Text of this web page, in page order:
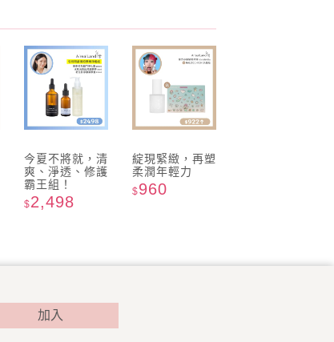
今夏不將就，清
爽、淨透、修護
霸王組！
$2,498
綻現緊緻，再塑
柔潤年輕力
$960
加入